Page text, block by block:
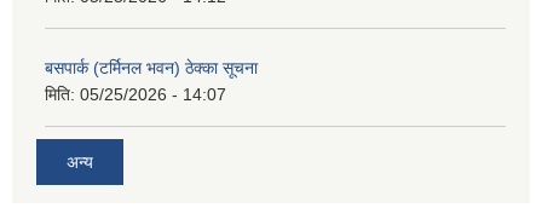
बसपार्क (टर्मिनल भवन) ठेक्का सूचना
मिति: 05/25/2026 - 14:07
अन्य